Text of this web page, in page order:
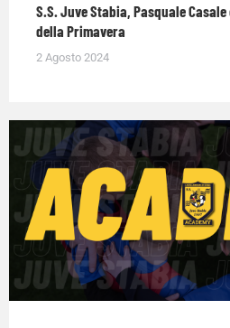
S.S. Juve Stabia, Pasquale
della Primavera
2 Agosto 2024